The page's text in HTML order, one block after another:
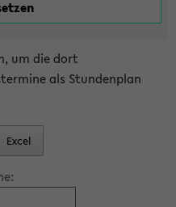
um die dort
als Stundenplan
Excel